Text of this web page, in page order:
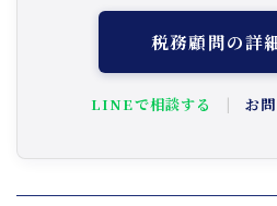
税務顧問の詳
LINEで相談する | お